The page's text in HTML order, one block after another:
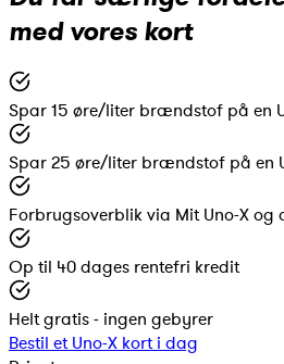
med vores kort
Spar 15 øre/liter brændstof på en
Spar 25 øre/liter brændstof på en
Forbrugsoverblik via Mit Uno-X og
Op til 40 dages rentefri kredit
Helt gratis - ingen gebyrer
Bestil et Uno-X kort i dag